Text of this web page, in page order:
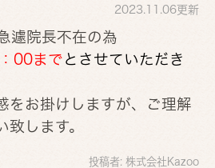
2023.11.06更新
遽院長不在の為
00まで とさせていただき
をお掛けしますが、ご理解
致します。
投稿者: 株式会社Kazoo